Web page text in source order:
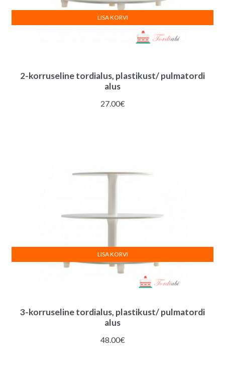
2-korruseline tordialus, plastikust/ pulmatordi
alus
27.00€
LISA KORVI
3-korruseline tordialus, plastikust/ pulmatordi
alus
48.00€
LISA KORVI